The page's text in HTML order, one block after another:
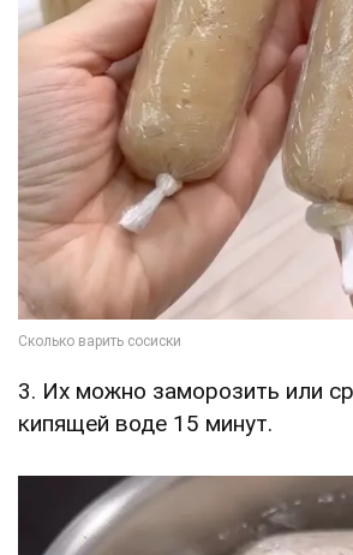
3. Их можно заморозить или
кипящей воде 15 минут.